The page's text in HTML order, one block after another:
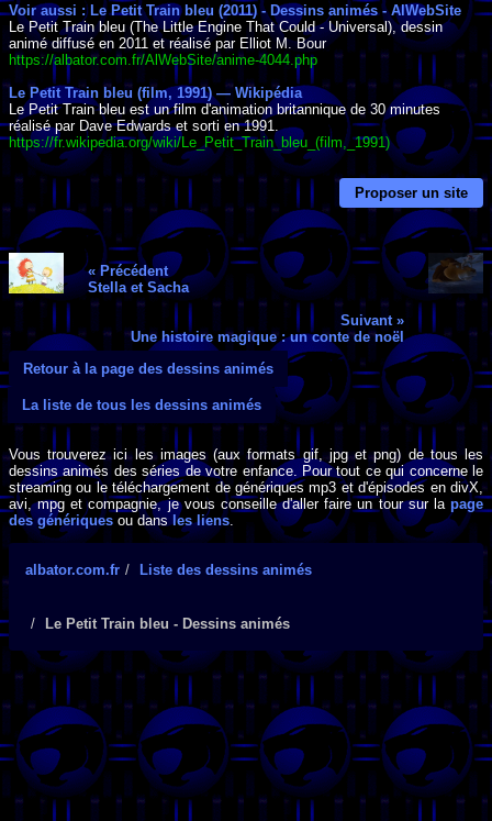
Voir aussi : Le Petit Train bleu (2011) - Dessins animés - AlWebSite
Le Petit Train bleu (The Little Engine That Could - Universal), dessin
animé diffusé en 2011 et réalisé par Elliot M. Bour
https://albator.com.fr/AlWebSite/anime-4044.php
Le Petit Train bleu (film, 1991) — Wikipédia
Le Petit Train bleu est un film d'animation britannique de 30 minutes
réalisé par Dave Edwards et sorti en 1991.
https://fr.wikipedia.org/wiki/Le_Petit_Train_bleu_(film,_1991)
Proposer un site
« Précédent
Stella et Sacha
Suivant »
Une histoire magique : un conte de noël
Retour à la page des dessins animés
La liste de tous les dessins animés
Vous trouverez ici les images (aux formats gif, jpg et png) de tous les
dessins animés des séries de votre enfance. Pour tout ce qui concerne le
streaming ou le téléchargement de génériques mp3 et d'épisodes en divX,
avi, mpg et compagnie, je vous conseille d'aller faire un tour sur la page
des génériques ou dans les liens
albator.com.fr Liste des dessins animés
Le Petit Train bleu - Dessins animés